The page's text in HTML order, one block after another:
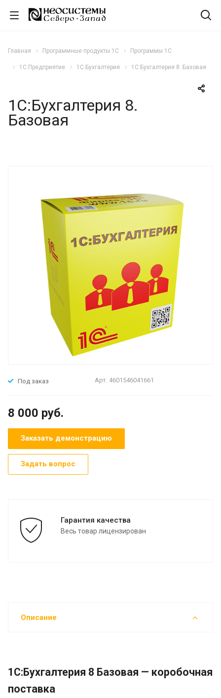
Главная Программные продукты 1С Программы 1С
1С:Предприятие 1С:Бухгалтерия 1С:Бухгалтерия 8. Базовая
1С:Бухгалтерия 8.
Базовая
Под заказ Арт. 4601546041661
8 000 руб.
Заказать демонстрацию
Задать вопрос
Гарантия качества
Весь товар лицензирован
Описание
1С:Бухгалтерия 8 Базовая — коробочная
поставка